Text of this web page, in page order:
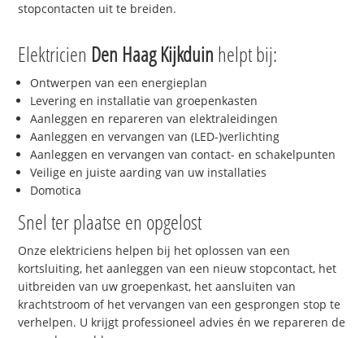
stopcontacten uit te breiden.
Elektricien Den Haag Kijkduin helpt bij:
Ontwerpen van een energieplan
Levering en installatie van groepenkasten
Aanleggen en repareren van elektraleidingen
Aanleggen en vervangen van (LED-)verlichting
Aanleggen en vervangen van contact- en schakelpunten
Veilige en juiste aarding van uw installaties
Domotica
Snel ter plaatse en opgelost
Onze elektriciens helpen bij het oplossen van een
kortsluiting, het aanleggen van een nieuw stopcontact, het
uitbreiden van uw groepenkast, het aansluiten van
krachtstroom of het vervangen van een gesprongen stop te
verhelpen. U krijgt professioneel advies én we repareren de